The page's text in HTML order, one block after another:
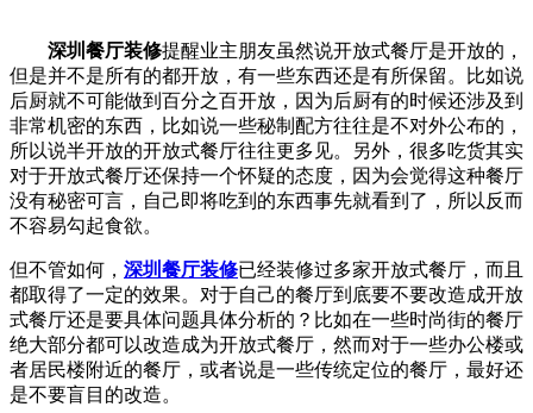
深圳餐厅装修提醒业主朋友虽然说开放式餐厅是开放的，
但是并不是所有的都开放，有一些东西还是有所保留。比如说
后厨就不可能做到百分之百开放，因为后厨有的时候还涉及到
非常机密的东西，比如说一些秘制配方往往是不对外公布的，
所以说半开放的开放式餐厅往往更多见。另外，很多吃货其实
对于开放式餐厅还保持一个怀疑的态度，因为会觉得这种餐厅
没有秘密可言，自己即将吃到的东西事先就看到了，所以反而
不容易勾起食欲。
但不管如何， 深圳餐厅装修已经装修过多家开放式餐厅，而且
都取得了一定的效果。对于自己的餐厅到底要不要改造成开放
式餐厅还是要具体问题具体分析的？比如在一些时尚街的餐厅
绝大部分都可以改造成为开放式餐厅，然而对于一些办公楼或
者居民楼附近的餐厅，或者说是一些传统定位的餐厅，最好还
是不要盲目的改造。